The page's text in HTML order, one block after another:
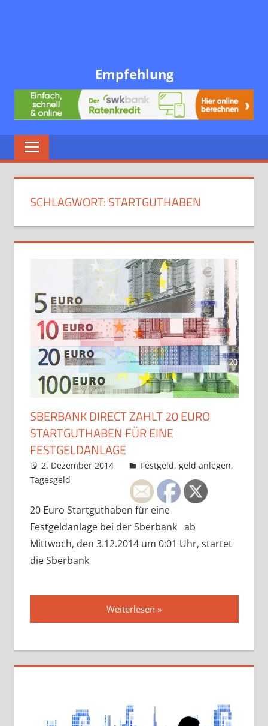
Empfehlung
SCHLAGWORT:STARTGUTHABEN
SBERBANK DIRECT ZAHLT 20 EURO
STARTGUTHABEN FÜR EINE
FESTGELDANLAGE
2. Dezember 2014 admin
Festgeld, geld anlegen,
Tagesgeld
20 Euro Startguthaben für eine
Festgeldanlage bei der Sberbank ab
Mittwoch, den 3.12.2014 um 0:01 Uhr, startet
die Sberbank
Weiterlesen